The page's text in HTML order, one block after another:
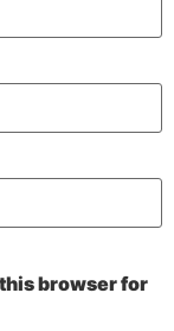
browser for